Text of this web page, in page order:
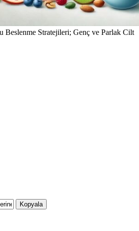
Beslenme Stratejileri; Genç ve Parlak Cilt
Kopyala